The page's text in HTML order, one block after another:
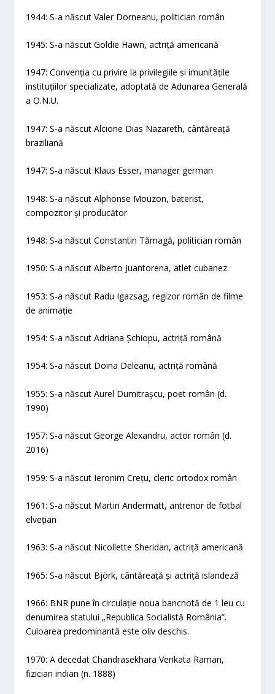
1944: S-a născut Valer Dorneanu, politician român
1945: S-a născut Goldie Hawn, actriță americană
1947: Convenția cu privire la privilegiile și imunitățile
instituțiilor specializate, adoptată de Adunarea Generală
a O.N.U.
1947: S-a născut Alcione Dias Nazareth, cântăreață
braziliană
1947: S-a născut Klaus Esser, manager german
1948: S-a născut Alphonse Mouzon, baterist,
compozitor și producător
1948: S-a născut Constantin Tămagă, politician român
1950: S-a născut Alberto Juantorena, atlet cubanez
1953: S-a născut Radu Igazsag, regizor român de filme
de animație
1954: S-a născut Adriana Șchiopu, actriță română
1954: S-a născut Doina Deleanu, actriță română
1955: S-a născut Aurel Dumitrașcu, poet român (d.
1990)
1957: S-a născut George Alexandru, actor român (d.
2016)
1959: S-a născut Ieronim Crețu, cleric ortodox român
1961: S-a născut Martin Andermatt, antrenor de fotbal
elvețian
1963: S-a născut Nicollette Sheridan, actriță americană
1965: S-a născut Björk, cântăreață și actriță islandeză
1966: BNR pune în circulație noua bancnotă de 1 leu cu
denumirea statului „Republica Socialistă România”.
Culoarea predominantă este oliv deschis.
1970: A decedat Chandrasekhara Venkata Raman,
fizician indian (n. 1888)